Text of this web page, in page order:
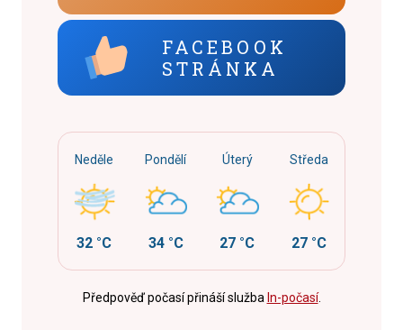
FACEBOOK
STRÁNKA
Neděle
32 °C
Pondělí
34 °C
Úterý
27 °C
Středa
27 °C
Předpověď počasí přináší služba In-počasí.